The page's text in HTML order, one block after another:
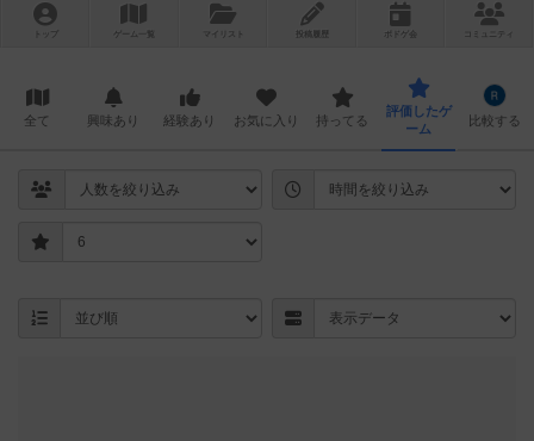
トップ ゲーム一覧 マイリスト 投稿履歴 ボ ドゲ コミュニティ
全て 興味あり 経験あり お気に入り 持ってる
評価したゲ
ーム
比較する